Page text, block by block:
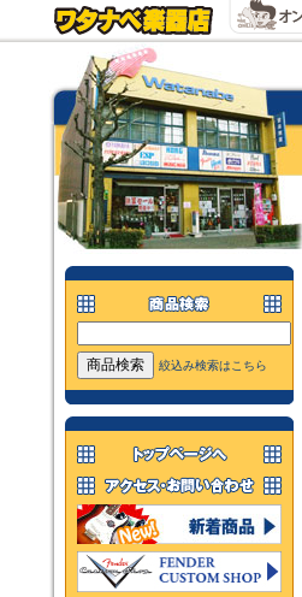
絞込み検索はこちら